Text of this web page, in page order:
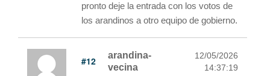
pronto deje la entrada con los votos de
los arandinos a otro equipo de gobierno.
#12
arandina-
vecina
12/05/2026
14:37:19